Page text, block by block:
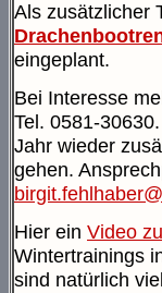
Als zusätzlicher
eingeplant.
Bei Interesse
Tel. 0581-
Jahr wieder
gehen.
Hier ein Video
Wintertrainings
sind natürlich